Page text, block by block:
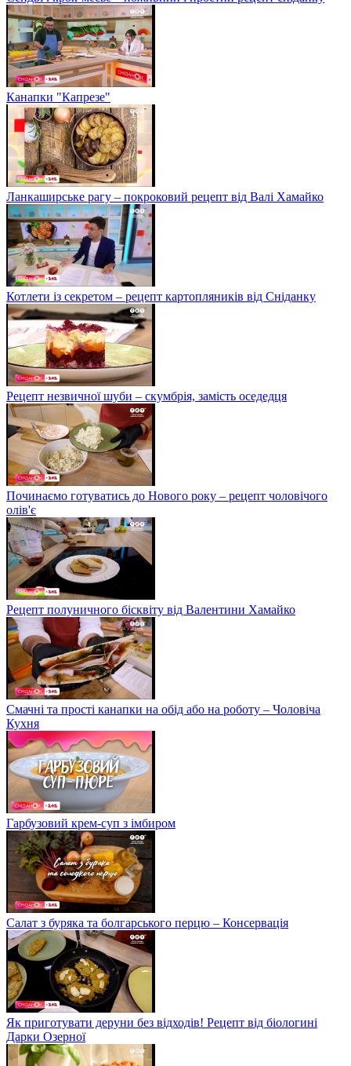
Канапки "Капрезе"
Ланкаширське рагу – покроковий рецепт від Валі Хамайко
Котлети із секретом – рецепт картопляників від Сніданку
Рецепт незвичної шуби – скумбрія, замість оседедця
Починаємо готуватись до Нового року – рецепт чоловічого
олів'є
Рецепт полуничного бісквіту від Валентини Хамайко
Смачні та прості канапки на обід або на роботу – Чоловіча
Кухня
Гарбузовий крем-суп з імбиром
Салат з буряка та болгарського перцю – Консервація
Як приготувати деруни без відходів! Рецепт від біологині
Дарки Озерної